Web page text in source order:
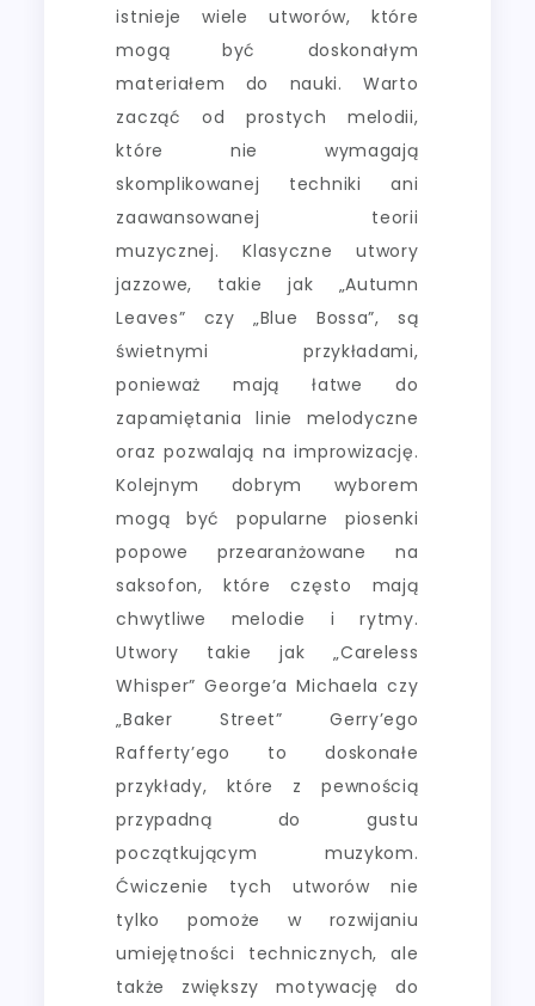
istnieje wiele utworów, które
mogą być doskonałym
materiałem do nauki. Warto
zacząć od prostych melodii,
które nie wymagają
skomplikowanej techniki ani
zaawansowanej teorii
muzycznej. Klasyczne utwory
jazzowe, takie jak „Autumn
Leaves” czy „Blue Bossa”, są
świetnymi przykładami,
ponieważ mają łatwe do
zapamiętania linie melodyczne
oraz pozwalają na improwizację.
Kolejnym dobrym wyborem
mogą być popularne piosenki
popowe przearanżowane na
saksofon, które często mają
chwytliwe melodie i rytmy.
Utwory takie jak „Careless
Whisper” George’a Michaela czy
„Baker Street” Gerry’ego
Rafferty’ego to doskonałe
przykłady, które z pewnością
przypadną do gustu
początkującym muzykom.
Ćwiczenie tych utworów nie
tylko pomoże w rozwijaniu
umiejętności technicznych, ale
także zwiększy motywację do